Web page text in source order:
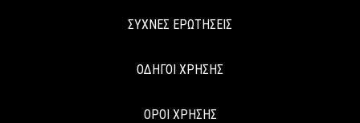
ΣΥΧΝΕΣ ΕΡΩΤΗΣΕΙΣ
ΟΔΗΓΟΙ ΧΡΗΣΗΣ
ΟΡΟΙ ΧΡΗΣΗΣ